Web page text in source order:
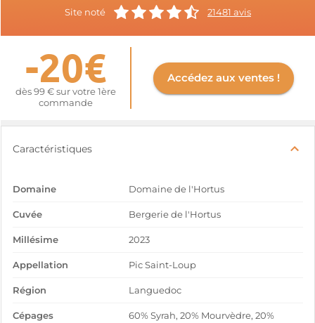
Site noté 21481 avis
-20€
dès 99 € sur votre 1ère
commande
Accédez aux ventes !
Caractéristiques
Domaine Domaine de l'Hortus
Cuvée Bergerie de l'Hortus
Millésime 2023
Appellation Pic Saint-Loup
Région Languedoc
Cépages
60% Syrah, 20% Mourvèdre, 20%